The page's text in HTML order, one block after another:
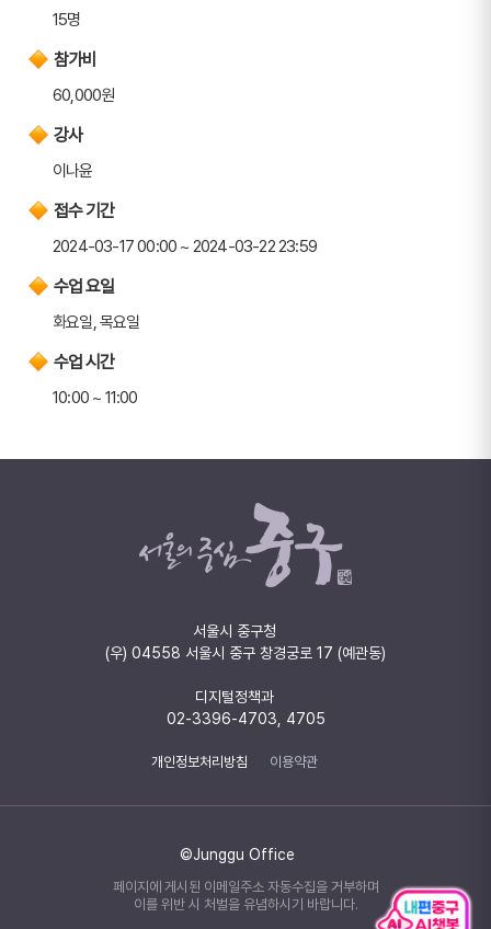
15명
참가비
60,000원
강사
이나윤
접수 기간
2024-03-17 00:00 ~ 2024-03-22 23:59
수업 요일
화요일, 목요일
수업 시간
10:00 ~ 11:00
서울시 중구청
(우) 04558 서울시 중구 창경궁로 17 (예관동)
디지털정책과
02-3396-4703, 4705
개인정보처리방침 이용약관
©Junggu Office
페이지에 게시된 이메일주소 자동수집을 거부하며
이를 위반 시 처벌을 유념하시기 바랍니다.